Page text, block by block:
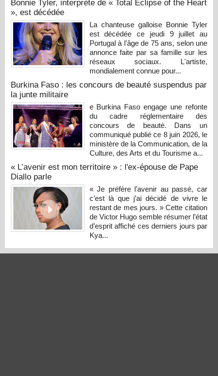
Bonnie Tyler, interprète de « Total Eclipse of the Heart
», est décédée
La chanteuse galloise Bonnie Tyler
est décédée ce jeudi 9 juillet au
Portugal à l'âge de 75 ans, selon une
annonce faite par sa famille sur les
réseaux sociaux. L'artiste,
mondialement connue pour...
Burkina Faso : les concours de beauté suspendus par
la junte militaire
e Burkina Faso engage une refonte
du cadre réglementaire des
concours de beauté. Dans un
communiqué publié ce 8 juin 2026, le
ministère de la Communication, de la
Culture, des Arts et du Tourisme a...
« L’avenir est mon territoire » : l'ex-épouse de Pape
Diallo parle
« Je préfère l’avenir au passé, car
c’est là que j’ai décidé de vivre le
restant de mes jours. » Cette citation
de Victor Hugo semble résumer l’état
d’esprit affiché ces derniers jours par
Kya...